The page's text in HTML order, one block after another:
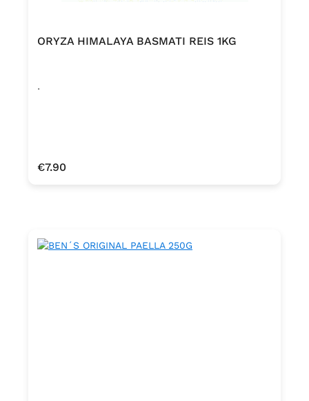
ORYZA HIMALAYA BASMATI REIS 1KG
.
Regular price:
€7.90